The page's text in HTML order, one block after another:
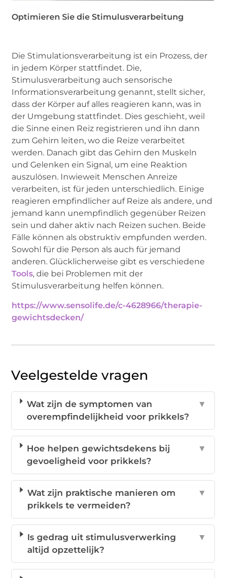
Optimieren Sie die Stimulusverarbeitung
Die Stimulationsverarbeitung ist ein Prozess, der
in jedem Körper stattfindet. Die,
Stimulusverarbeitung auch sensorische
Informationsverarbeitung genannt, stellt sicher,
dass der Körper auf alles reagieren kann, was in
der Umgebung stattfindet. Dies geschieht, weil
die Sinne einen Reiz registrieren und ihn dann
zum Gehirn leiten, wo die Reize verarbeitet
werden. Danach gibt das Gehirn den Muskeln
und Gelenken ein Signal, um eine Reaktion
auszulösen. Inwieweit Menschen Anreize
verarbeiten, ist für jeden unterschiedlich. Einige
reagieren empfindlicher auf Reize als andere, und
jemand kann unempfindlich gegenüber Reizen
sein und daher aktiv nach Reizen suchen. Beide
Fälle können als obstruktiv empfunden werden.
Sowohl für die Person als auch für jemand
anderen. Glücklicherweise gibt es verschiedene
Tools, die bei Problemen mit der
Stimulusverarbeitung helfen können.
https://www.sensolife.de/c-4628966/therapie-
gewichtsdecken/
Veelgestelde vragen
Wat zijn de symptomen van
overempfindelijkheid voor prikkels?
▼
Hoe helpen gewichtsdekens bij
gevoeligheid voor prikkels?
▼
Wat zijn praktische manieren om
prikkels te vermeiden?
▼
Is gedrag uit stimulusverwerking
altijd opzettelijk?
▼